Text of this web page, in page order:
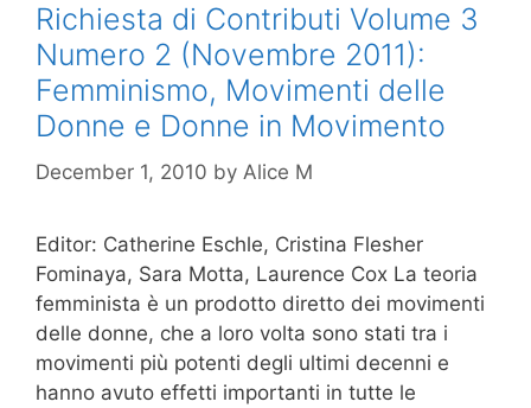
Richiesta di Contributi Volume 3
Numero 2 (Novembre 2011):
Femminismo, Movimenti delle
Donne e Donne in Movimento
December 1, 2010 by Alice M
Editor: Catherine Eschle, Cristina Flesher
Fominaya, Sara Motta, Laurence Cox La teoria
femminista è un prodotto diretto dei movimenti
delle donne, che a loro volta sono stati tra i
movimenti più potenti degli ultimi decenni e
hanno avuto effetti importanti in tutte le